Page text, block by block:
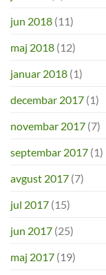
jun 2018 (11)
maj 2018 (12)
januar 2018 (1)
decembar 2017 (1)
novembar 2017 (7)
septembar 2017 (1)
avgust 2017 (7)
jul 2017 (15)
jun 2017 (25)
maj 2017 (19)